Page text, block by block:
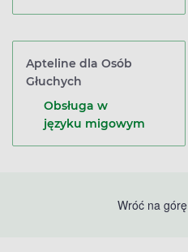
Apteline dla Osób
Głuchych
Obsługa w
języku migowym
Wróć na górę